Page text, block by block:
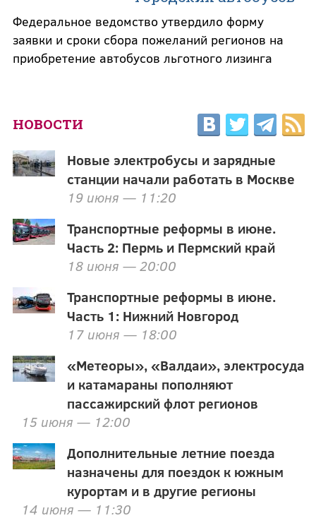
Федеральное ведомство утвердило форму
заявки и сроки сбора пожеланий регионов на
приобретение автобусов льготного лизинга
НОВОСТИ
Новые электробусы и зарядные
станции начали работать в Москве
19 июня — 11:20
Транспортные реформы в июне.
Часть 2: Пермь и Пермский край
18 июня — 20:00
Транспортные реформы в июне.
Часть 1: Нижний Новгород
17 июня — 18:00
«Метеоры», «Валдаи», электросуда
и катамараны пополняют
пассажирский флот регионов
15 июня — 12:00
Дополнительные летние поезда
назначены для поездок к южным
курортам и в другие регионы
14 июня — 11:30